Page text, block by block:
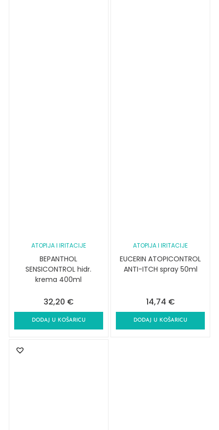
ATOPIJA I IRITACIJE
BEPANTHOL
SENSICONTROL hidr.
krema 400ml
32,20 €
DODAJ U KOŠARICU
ATOPIJA I IRITACIJE
EUCERIN ATOPICONTROL
ANTI-ITCH spray 50ml
14,74 €
DODAJ U KOŠARICU